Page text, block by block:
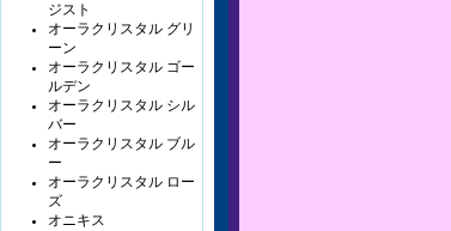
ジスト
オーラクリスタル グリ
ーン
オーラクリスタル ゴー
ルデン
オーラクリスタル シル
バー
オーラクリスタル ブル
ー
オーラクリスタル ロー
ズ
オニキス